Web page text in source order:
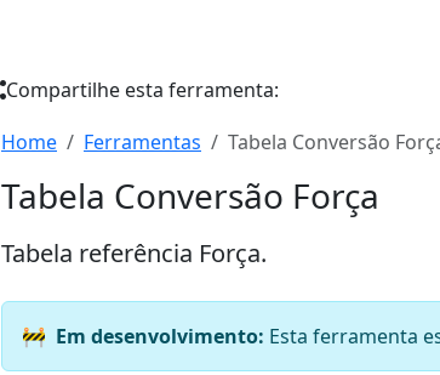
Compartilhe esta ferramenta:
Home Ferramentas Tabela Conversão
Tabela Conversão Força
Tabela referência Força.
🚧 Em desenvolvimento: Esta ferramenta